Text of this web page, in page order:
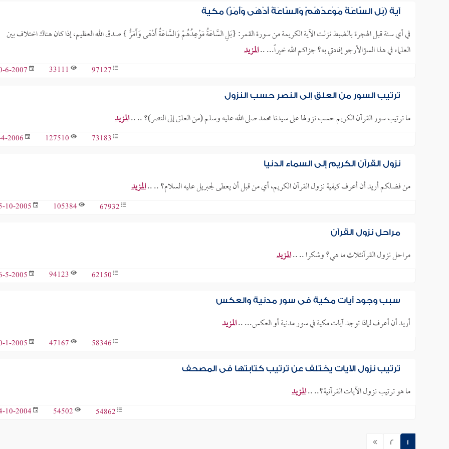
آية (بَلِ السَّاعَةُ مَوْعِدُهُمْ وَالسَّاعَةُ أَدْهَى وَأَمَرُّ) مكية
في أي سنة قبل الهجرة بالضبط نزلت الآية الكريمة من سورة القمر: {بَلِ السَّاعَةُ مَوْعِدُهُمْ وَالسَّاعَةُ أَدْهَى وَأَمَرُّ } صدق الله العظيم، إذا كان هناك اختلاف بين
العلماء في هذا السؤالأرجو إفادتي به؟ جزاكم الله خيراً... ..المزيد
97127
33111
6-2007
ترتيب السور من العلق إلى النصر حسب النزول
ما ترتيب سور القرآن الكريم حسب نزولها على سيدنا محمد صلى الله عليه وسلم (من العلق إلى النصر)؟ .. ..المزيد
73183
127510
2006
نزول القرآن الكريم إلى السماء الدنيا
من فضلكم أريد أن أعرف كيفية نزول القرآن الكريم، أي من قبل أن يعطى لجبريل عليه السلام؟ .. ..المزيد
67932
105384
10-2005
مراحل نزول القرآن
مراحل نزول القرآنثلاث ما هي؟ وشكرا .. ..المزيد
62150
94123
5-2005
سبب وجود آيات مكية في سور مدنية والعكس
أريد أن أعرف لماذا توجد آيات مكية في سور مدنية أو العكس... ..المزيد
58346
47167
1-2005
ترتيب نزول الآيات يختلف عن ترتيب كتابتها في المصحف
ما هو ترتيب نزول الآيات القرآنية؟.. ..المزيد
54862
54502
10-2004
1
2